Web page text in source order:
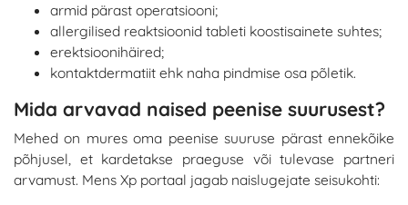
armid pärast operatsiooni;
allergilised reaktsioonid tableti koostisainete suhtes;
erektsioonihäired;
kontaktdermatiit ehk naha pindmise osa põletik.
Mida arvavad naised peenise suurusest?
Mehed on mures oma peenise suuruse pärast ennekõike
põhjusel, et kardetakse praeguse või tulevase partneri
arvamust. Mens Xp portaal jagab naislugejate seisukohti: